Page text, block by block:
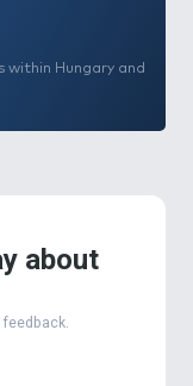
within Hungary and